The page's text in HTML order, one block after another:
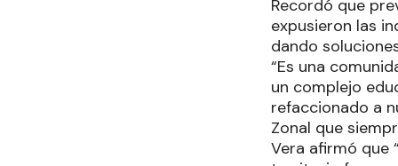
Recordó que
expusieron las
dando
“Es una
un complejo
refaccionado a
Zonal que
Vera afirmó que